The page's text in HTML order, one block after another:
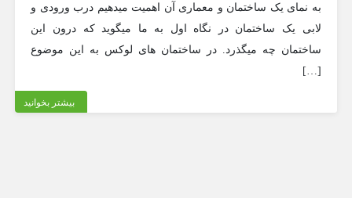
به نمای یک ساختمان و معماری آن اهمیت میدهیم درب ورودی و
لابی یک ساختمان در نگاه اول به ما میگوید که درون این
ساختمان چه میگذرد. در ساختمان های لوکس به این موضوع
[…]
بیشتر بخوانید